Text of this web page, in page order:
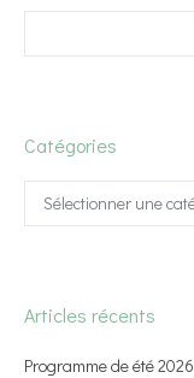
Catégories
Catégories
Articles récents
Programme de été 2026